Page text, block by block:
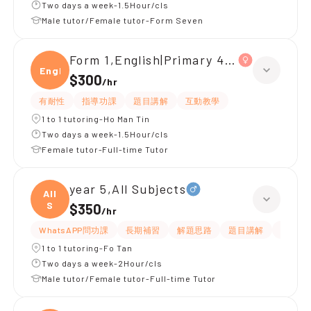
Two days a week-1.5Hour/cls
Male tutor/Female tutor-Form Seven
Engli
Form 1,English|Primary 4,All Subjects
$300/hr
有耐性 指導功課 題目講解
互動教學
1 to 1 tutoring-Ho Man Tin
Two days a week-1.5Hour/cls
Female tutor-Full-time Tutor
All
S
year 5,All Subjects
$350/hr
WhatsAPP問功課 長期補習 解題思路 題目講解
1 to 1 tutoring-Fo Tan
Two days a week-2Hour/cls
Male tutor/Female tutor-Full-time Tutor